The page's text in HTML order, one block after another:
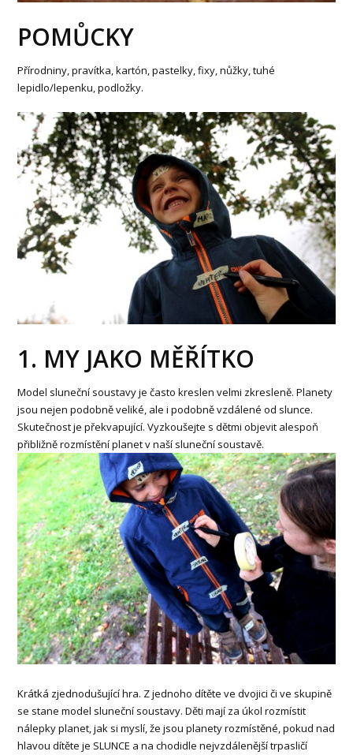
POMŮCKY
Přírodniny, pravítka, kartón, pastelky, fixy, nůžky, tuhé
lepidlo/lepenku, podložky.
1. MY JAKO MĚŘÍTKO
Model sluneční soustavy je často kreslen velmi zkresleně. Planety
jsou nejen podobně veliké, ale i podobně vzdálené od slunce.
Skutečnost je překvapující. Vyzkoušejte s dětmi objevit alespoň
přibližně rozmístění planet v naší sluneční soustavě.
Krátká zjednodušující hra. Z jednoho dítěte ve dvojici či ve skupině
se stane model sluneční soustavy. Děti mají za úkol rozmístit
nálepky planet, jak si myslí, že jsou planety rozmístěné, pokud nad
hlavou dítěte je SLUNCE a na chodidle nejvzdálenější trpasličí